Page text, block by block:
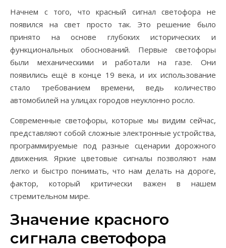
Начнем с того, что красный сигнал светофора не
появился на свет просто так. Это решение было
принято на основе глубоких исторических и
функциональных обоснований. Первые светофоры
были механическими и работали на газе. Они
появились ещё в конце 19 века, и их использование
стало требованием времени, ведь количество
автомобилей на улицах городов неуклонно росло.
Современные светофоры, которые мы видим сейчас,
представляют собой сложные электронные устройства,
программируемые под разные сценарии дорожного
движения. Яркие цветовые сигналы позволяют нам
легко и быстро понимать, что нам делать на дороге,
фактор, который критически важен в нашем
стремительном мире.
Значение красного
сигнала светофора